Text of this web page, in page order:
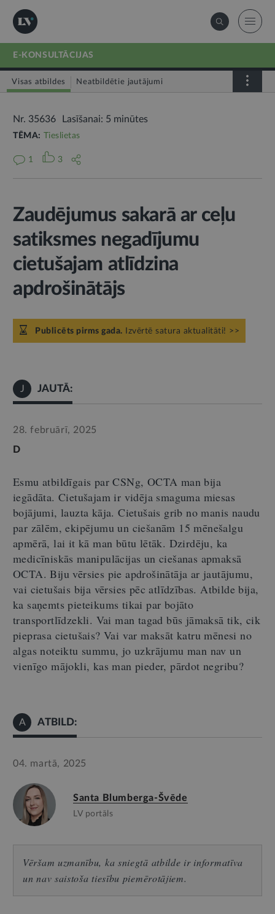
E-KONSULTĀCIJAS
Visas atbildes Neatbildētie jautājumi
Nr. 35636 Lasīšanai: 5 minūtes
TĒMA: Tieslietas
1 3
Zaudējumus sakarā ar ceļu
satiksmes negadījumu
cietušajam atlīdzina
apdrošinātājs
Publicēts pirms gada. Izvērtē satura aktualitāti! >>
J JAUTĀ:
28. februārī, 2025
D
Esmu atbildīgais parCSNg, OCTA man bija
iegādāta. Cietušajam ir vidēja smaguma miesas
bojājumi, lauzta kāja. Cietušais grib no manis naudu
par zālēm, ekipējumu un ciešanām 15 mēnešalgu
apmērā, lai it kā man būtu lētāk. Dzirdēju, ka
medicīniskās manipulācijas un ciešanas apmaksā
OCTA. Biju vērsies pie apdrošinātāja ar jautājumu,
vai cietušais bija vērsies pēc atlīdzības. Atbilde bija,
ka saņemts pieteikums tikai par bojāto
transportlīdzekli. Vai man tagad būs jāmaksā tik, cik
pieprasa cietušais? Vai var maksāt katru mēnesi no
algas noteiktu summu, jo uzkrājumu man nav un
vienīgo mājokli, kas man pieder, pārdot negribu?
A ATBILD:
04. martā, 2025
Santa Blumberga-Švēde
LV portāls
Vēršam uzmanību, ka sniegtā atbilde ir informatīva
un nav saistoša tiesību piemērotājiem.